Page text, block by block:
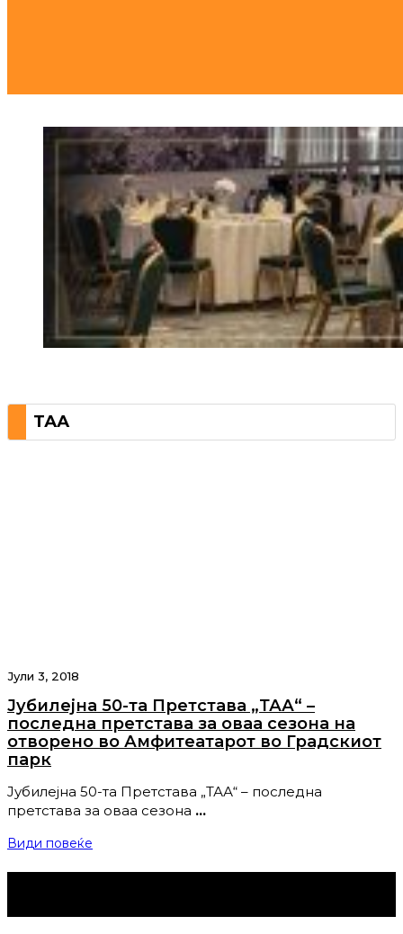
ТАА
Јули 3, 2018
Јубилејна 50-та Претстава „ТАА“ –
последна претстава за оваа сезона на
отворено во Амфитеатарот во Градскиот
парк
Јубилејна 50-та Претстава „ТАА“ – последна
претстава за оваа сезона …
Види повеќе